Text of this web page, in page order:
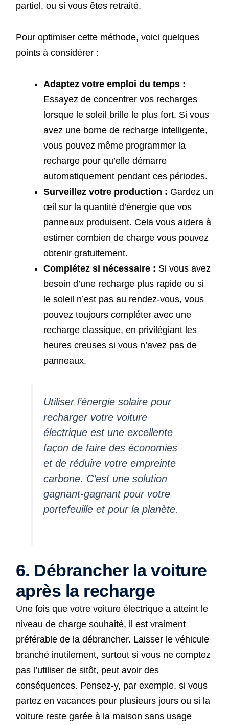
partiel, ou si vous êtes retraité.
Pour optimiser cette méthode, voici quelques
points à considérer :
Adaptez votre emploi du temps :
Essayez de concentrer vos recharges
lorsque le soleil brille le plus fort. Si vous
avez une borne de recharge intelligente,
vous pouvez même programmer la
recharge pour qu’elle démarre
automatiquement pendant ces périodes.
Surveillez votre production : Gardez un
œil sur la quantité d’énergie que vos
panneaux produisent. Cela vous aidera à
estimer combien de charge vous pouvez
obtenir gratuitement.
Complétez si nécessaire : Si vous avez
besoin d’une recharge plus rapide ou si
le soleil n’est pas au rendez-vous, vous
pouvez toujours compléter avec une
recharge classique, en privilégiant les
heures creuses si vous n’avez pas de
panneaux.
Utiliser l’énergie solaire pour
recharger votre voiture
électrique est une excellente
façon de faire des économies
et de réduire votre empreinte
carbone. C’est une solution
gagnant-gagnant pour votre
portefeuille et pour la planète.
6. Débrancher la voiture
après la recharge
Une fois que votre voiture électrique a atteint le
niveau de charge souhaité, il est vraiment
préférable de la débrancher. Laisser le véhicule
branché inutilement, surtout si vous ne comptez
pas l’utiliser de sitôt, peut avoir des
conséquences. Pensez-y, par exemple, si vous
partez en vacances pour plusieurs jours ou si la
voiture reste garée à la maison sans usage